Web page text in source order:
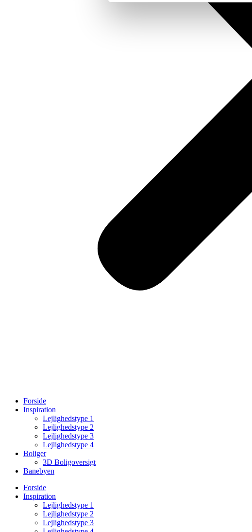
Forside
Inspiration
Lejlighedstype 1
Lejlighedstype 2
Lejlighedstype 3
Lejlighedstype 4
Boliger
3D Boligoversigt
Banebyen
Forside
Inspiration
Lejlighedstype 1
Lejlighedstype 2
Lejlighedstype 3